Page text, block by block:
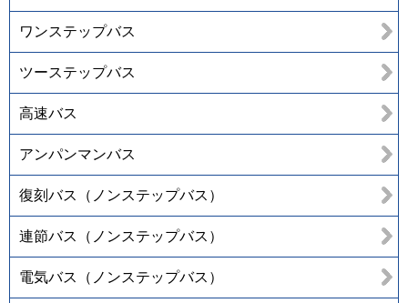
ワンステップバス
ツーステップバス
高速バス
アンパンマンバス
復刻バス（ノンステップバス）
連節バス（ノンステップバス）
電気バス（ノンステップバス）